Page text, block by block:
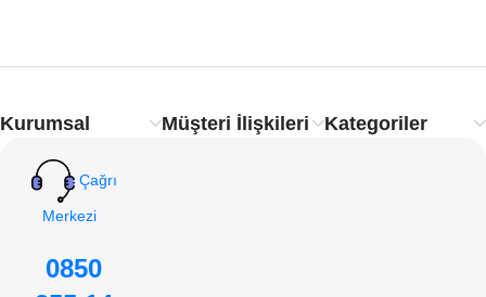
Kurumsal Müşteri İlişkileri Kategoriler
Çağrı
Merkezi
0850